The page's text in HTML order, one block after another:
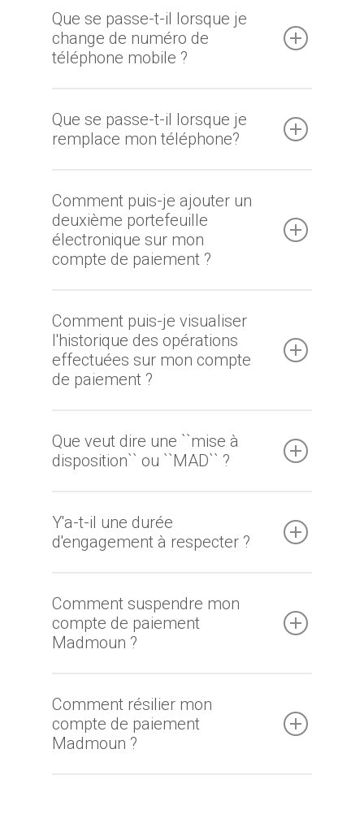
Que se passe-t-il lorsque je
change de numéro de
téléphone mobile ?
Que se passe-t-il lorsque je
remplace mon téléphone?
Comment puis-je ajouter un
deuxième portefeuille
électronique sur mon
compte de paiement ?
Comment puis-je visualiser
l'historique des opérations
effectuées sur mon compte
de paiement ?
Que veut dire une ``mise à
disposition`` ou ``MAD`` ?
Y'a-t-il une durée
d'engagement à respecter ?
Comment suspendre mon
compte de paiement
Madmoun ?
Comment résilier mon
compte de paiement
Madmoun ?